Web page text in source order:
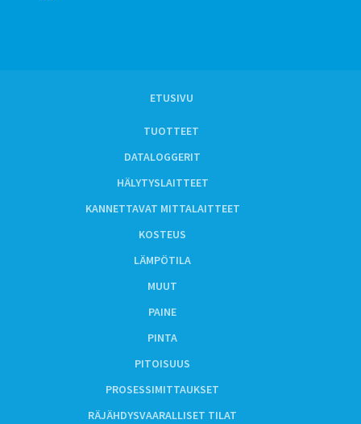
ETUSIVU
TUOTTEET
DATALOGGERIT
HÄLYTYSLAITTEET
KANNETTAVAT MITTALAITTEET
KOSTEUS
LÄMPÖTILA
MUUT
PAINE
PINTA
PITOISUUS
PROSESSIMITTAUKSET
RÄJÄHDYSVAARALLISET TILAT